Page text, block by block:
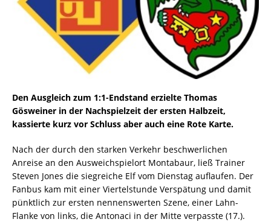
Den Ausgleich zum 1:1-Endstand erzielte Thomas
Gösweiner in der Nachspielzeit der ersten Halbzeit,
kassierte kurz vor Schluss aber auch eine Rote Karte.
Nach der durch den starken Verkehr beschwerlichen
Anreise an den Ausweichspielort Montabaur, ließ Trainer
Steven Jones die siegreiche Elf vom Dienstag auflaufen. Der
Fanbus kam mit einer Viertelstunde Verspätung und damit
pünktlich zur ersten nennenswerten Szene, einer Lahn-
Flanke von links, die Antonaci in der Mitte verpasste (17.).